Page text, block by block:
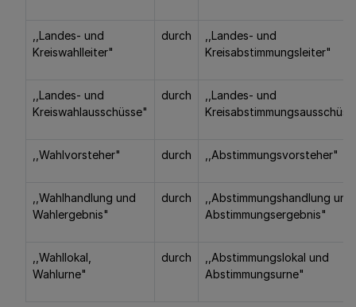
,,Landes- und
Kreiswahlleiter"
durch
,,Landes- und
Kreisabstimmungsleiter"
,,Landes- und
Kreiswahlausschüsse"
durch
,,Landes- und
,,Wahlvorsteher" durch ,,Abstimmungsvorsteher"
,,Wahlhandlung und
Wahlergebnis"
durch
,,Abstimmungshandlung und
Abstimmungsergebnis"
,,Wahllokal,
Wahlurne"
durch
,,Abstimmungslokal und
Abstimmungsurne"